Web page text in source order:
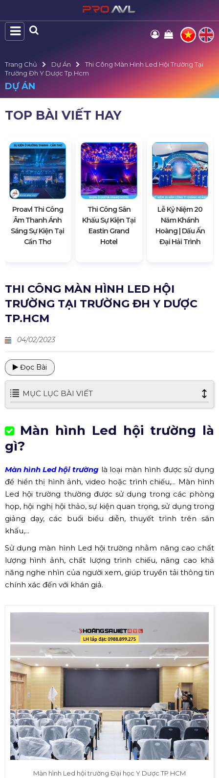
Trang Chủ Dự Án
Thi Công Màn Hình Led Hội Trường Tại
Trường Đh Y Dược Tp.hcm
DỰ ÁN
TOP BÀI VIẾT HAY
Proavl Thi Công
Âm Thanh Ánh
Sáng Sự Kiện Tại
Cần Thơ
Thi Công Sân
Khấu Sự Kiện Tại
Eastin Grand
Hotel
Lễ Kỷ Niệm 20
Năm Khánh
Hoàng | Dấu Ấn
Đại Hải Trình
THI CÔNG MÀN HÌNH LED HỘI
TRƯỜNG TẠI TRƯỜNG ĐH Y DƯỢC
TP.HCM
04/02/2023
Đọc Bài
MỤC LỤC BÀI VIẾT
Màn hình Led hội trường là
gì?
Màn hình Led hội trường là loại màn hình được sử dụng
để hiển thị hình ảnh, video hoặc trình chiếu,... Màn hình
Led hội trường thường được sử dụng trong các phòng
họp, hội nghị hội thảo, sự kiện quan trọng, sử dụng trong
giảng dạy, các buổi biểu diễn, thuyết trình trên sân
khấu,...
Sử dụng màn hình Led hội trường nhằm nâng cao chất
lượng hình ảnh, chất lượng trình chiếu, nâng cao khả
năng nghe nhìn của người xem, giúp truyền tải thông tin
chính xác đến với khán giả.
Màn hình Led hội trường Đại học Y Dược TP HCM